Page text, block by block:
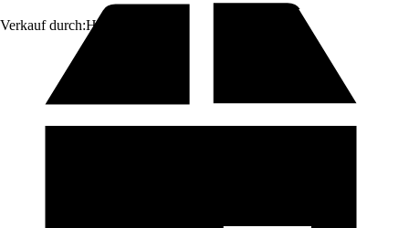
Verkauf durch:HORNBACH